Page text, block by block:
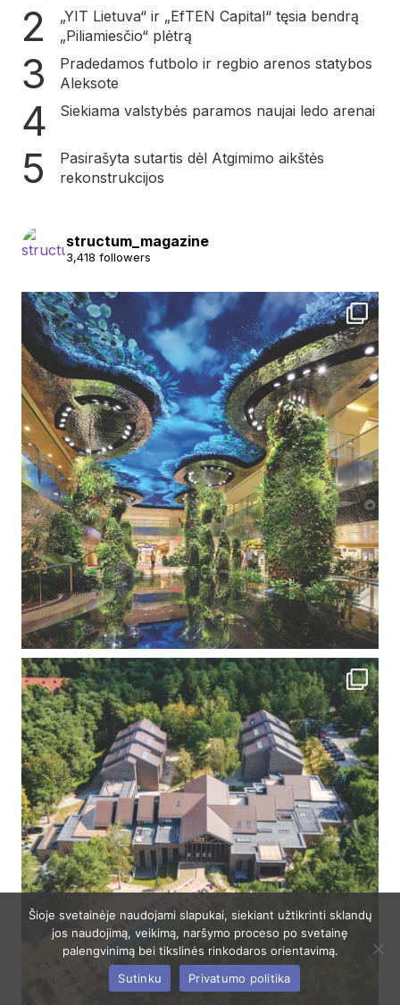
„YIT Lietuva“ ir „EfTEN Capital“ tęsia bendrą
„Piliamiesčio“ plėtrą
Pradedamos futbolo ir regbio arenos statybos
Aleksote
Siekiama valstybės paramos naujai ledo arenai
Pasirašyta sutartis dėl Atgimimo aikštės
rekonstrukcijos
structum_magazine
3,418 followers
Šioje svetainėje naudojami slapukai, siekiant užtikrinti sklandų
jos naudojimą, veikimą, naršymo proceso po svetainę
palengvinimą bei tikslinės rinkodaros orientavimą.
Sutinku
Privatumo politika